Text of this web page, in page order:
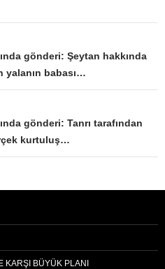
gönderi: Şeytan hakkında
yalanın babası…
gönderi: Tanrı tarafından
kurtuluş…
KARŞI BÜYÜK PLANI